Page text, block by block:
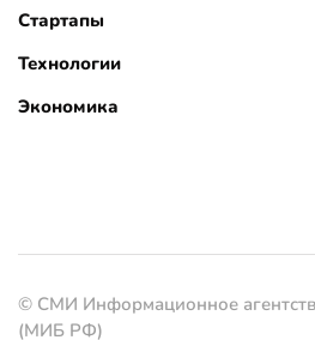
Стартапы
Технологии
Экономика
© СМИ Информационное
(МИБ РФ)